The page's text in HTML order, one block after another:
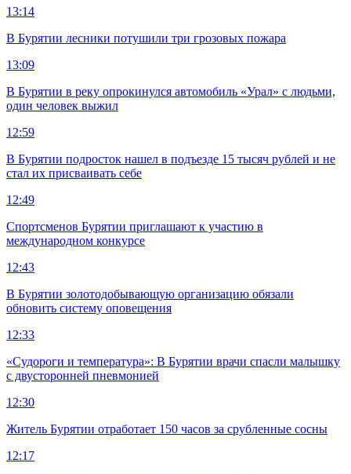
13:14
В Бурятии лесники потушили три грозовых пожара
13:09
В Бурятии в реку опрокинулся автомобиль «Урал» с людьми,
один человек выжил
12:59
В Бурятии подросток нашел в подъезде 15 тысяч рублей и не
стал их присваивать себе
12:49
Спортсменов Бурятии приглашают к участию в
международном конкурсе
12:43
В Бурятии золотодобывающую организацию обязали
обновить систему оповещения
12:33
«Судороги и температура»: В Бурятии врачи спасли малышку
с двусторонней пневмонией
12:30
Житель Бурятии отработает 150 часов за срубленные сосны
12:17